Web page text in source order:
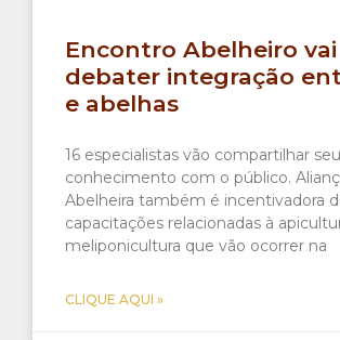
Encontro Abelheiro vai
debater integração
e abelhas
16 especialistas vão compartilhar seu
conhecimento com o público.
Abelheira também é incentivadora
capacitações relacionadas à
meliponicultura que vão ocorrer na
CLIQUE AQUI »